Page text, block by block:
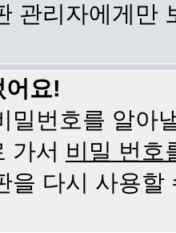
관리자에게만
어요!
밀번호를 알아
가서 비밀 번호
을 다시 사용할